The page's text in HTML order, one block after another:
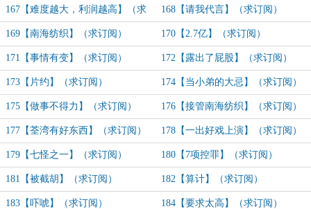
167【难度越大，利润越高】（求
订阅）
168【请我代言】（求订阅）
169【南海纺织】（求订阅） 170【2.7亿】（求订阅）
171【事情有变】（求订阅） 172【露出了屁股】（求订阅）
173【片约】（求订阅） 174【当小弟的大忌】（求订阅）
175【做事不得力】（求订阅） 176【接管南海纺织】（求订阅）
177【荃湾有好东西】（求订阅） 178【一出好戏上演】（求订阅）
179【七怪之一】（求订阅） 180【7项控罪】（求订阅）
181【被截胡】（求订阅） 182【算计】（求订阅）
183【吓唬】（求订阅） 184【要求太高】（求订阅）